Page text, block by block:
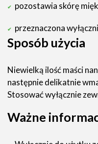
pozostawia skórę
przeznaczona
Sposób użycia
Niewielką ilość maści
następnie delikatnie
Stosować wyłącznie
Ważne